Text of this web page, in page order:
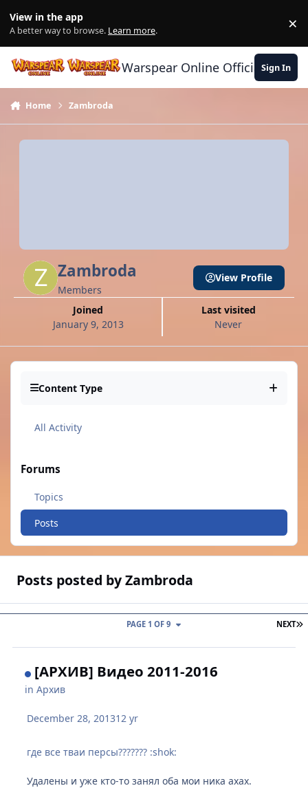
View in the app
A better way to browse. Learn more. ×
Warspear Online Official Forum
Sign In
Home Zambroda
Zambroda
Members
Joined
January 9, 2013
Last visited
Never
View Profile
Content Type
All Activity
Forums
Topics
Posts
Posts posted by Zambroda
NEXT
PAGE 1 OF 9
[АРХИВ] Видео 2011-2016
inАрхив
December 28, 201312 yr
где все тваи персы??????? :shok:
Удалены и уже кто-то занял оба мои ника ахах.